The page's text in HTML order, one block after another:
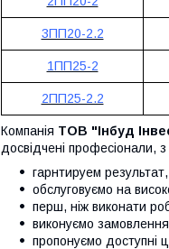
3ПП20-2.2
1ПП25-2
2ПП25-2.2
Компанія ТОВ "Інбуд
досвідчені професіонали,
гарнтируем
обслуговуємо на
перш, ніж виконати
виконуємо
пропонуємо доступні